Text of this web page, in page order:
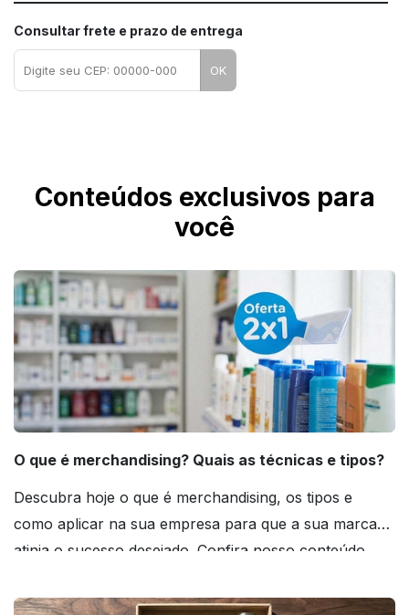
Consultar frete e prazo de entrega
OK
Conteúdos exclusivos para
você
O que é merchandising? Quais as técnicas e tipos?
Descubra hoje o que é merchandising, os tipos e
como aplicar na sua empresa para que a sua marca
atinja o sucesso desejado. Confira nosso conteúdo